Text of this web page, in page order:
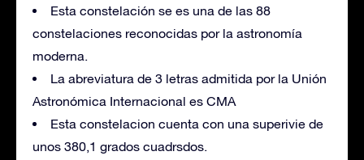
Esta constelación se es una de las 88
constelaciones reconocidas por la astronomía
moderna.
La abreviatura de 3 letras admitida por la Unión
Astronómica Internacional es CMA
Esta constelacion cuenta con una superivie de
unos 380,1 grados cuadrsdos.